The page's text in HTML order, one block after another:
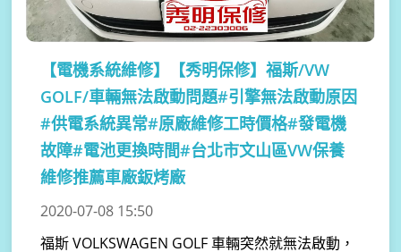
【電機系統維修】
【秀明保修】福斯/VW
GOLF/車輛無法啟動問題#引擎無法啟動原因
#供電系統異常#原廠維修工時價格#發電機
故障#電池更換時間#台北市文山區VW保養
維修推薦車廠鈑烤廠
2020-07-08 15:50
福斯 VOLKSWAGEN GOLF 車輛突然就無法啟動，